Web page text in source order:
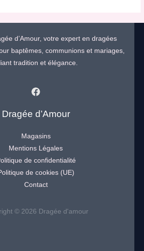
d’Amour, votre expert en dragées
baptêmes, communions et mariages,
tradition et élégance.
Dragée d’Amour
Magasins
Mentions Légales
de confidentialité
de cookies (UE)
Contact
© 2026 Dragée d'amour